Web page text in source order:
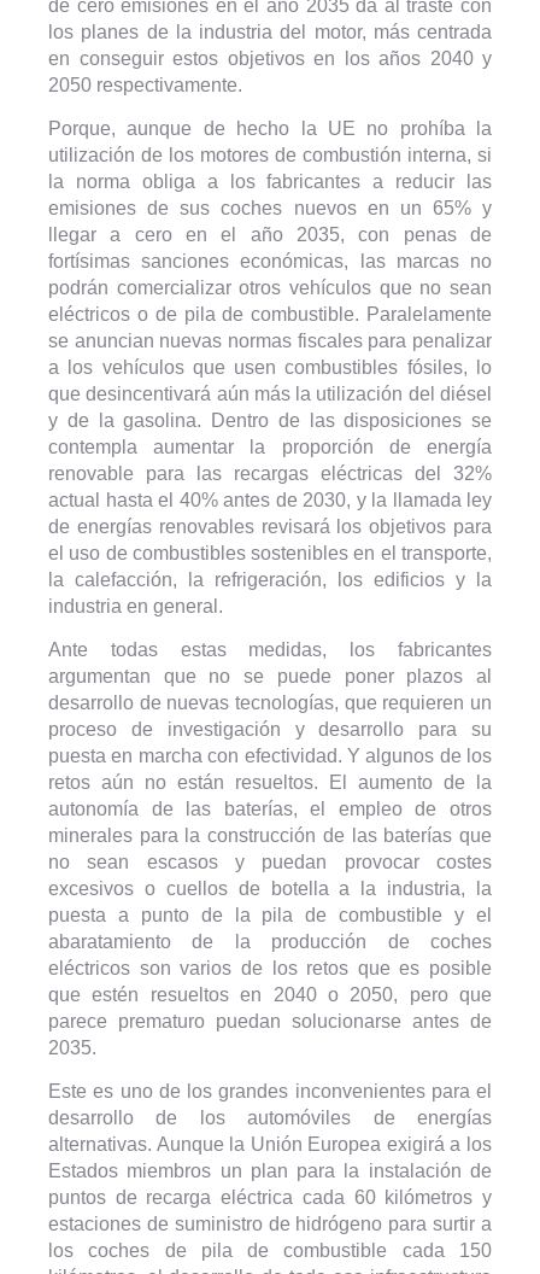
de cero emisiones en el año 2035 da al traste con
los planes de la industria del motor, más centrada
en conseguir estos objetivos en los años 2040 y
2050 respectivamente.
Porque, aunque de hecho la UE no prohíba la
utilización de los motores de combustión interna, si
la norma obliga a los fabricantes a reducir las
emisiones de sus coches nuevos en un 65% y
llegar a cero en el año 2035, con penas de
fortísimas sanciones económicas, las marcas no
podrán comercializar otros vehículos que no sean
eléctricos o de pila de combustible. Paralelamente
se anuncian nuevas normas fiscales para penalizar
a los vehículos que usen combustibles fósiles, lo
que desincentivará aún más la utilización del diésel
y de la gasolina. Dentro de las disposiciones se
contempla aumentar la proporción de energía
renovable para las recargas eléctricas del 32%
actual hasta el 40% antes de 2030, y la llamada ley
de energías renovables revisará los objetivos para
el uso de combustibles sostenibles en el transporte,
la calefacción, la refrigeración, los edificios y la
industria en general.
Ante todas estas medidas, los fabricantes
argumentan que no se puede poner plazos al
desarrollo de nuevas tecnologías, que requieren un
proceso de investigación y desarrollo para su
puesta en marcha con efectividad. Y algunos de los
retos aún no están resueltos. El aumento de la
autonomía de las baterías, el empleo de otros
minerales para la construcción de las baterías que
no sean escasos y puedan provocar costes
excesivos o cuellos de botella a la industria, la
puesta a punto de la pila de combustible y el
abaratamiento de la producción de coches
eléctricos son varios de los retos que es posible
que estén resueltos en 2040 o 2050, pero que
parece prematuro puedan solucionarse antes de
2035.
Este es uno de los grandes inconvenientes para el
desarrollo de los automóviles de energías
alternativas. Aunque la Unión Europea exigirá a los
Estados miembros un plan para la instalación de
puntos de recarga eléctrica cada 60 kilómetros y
estaciones de suministro de hidrógeno para surtir a
los coches de pila de combustible cada 150